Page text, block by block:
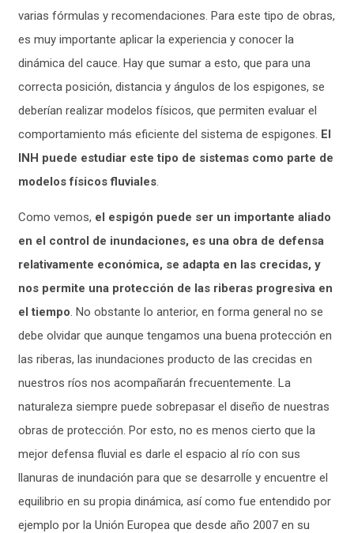
varias fórmulas y recomendaciones. Para este tipo de obras,
es muy importante aplicar la experiencia y conocer la
dinámica del cauce. Hay que sumar a esto, que para una
correcta posición, distancia y ángulos de los espigones, se
deberían realizar modelos físicos, que permiten evaluar el
comportamiento más eficiente del sistema de espigones. El
INH puede estudiar este tipo de sistemas como parte de
modelos físicos fluviales.
Como vemos, el espigón puede ser un importante aliado
en el control de inundaciones, es una obra de defensa
relativamente económica, se adapta en las crecidas, y
nos permite una protección de las riberas progresiva en
el tiempo . No obstante lo anterior, en forma general no se
debe olvidar que aunque tengamos una buena protección en
las riberas, las inundaciones producto de las crecidas en
nuestros ríos nos acompañarán frecuentemente. La
naturaleza siempre puede sobrepasar el diseño de nuestras
obras de protección. Por esto, no es menos cierto que la
mejor defensa fluvial es darle el espacio al río con sus
llanuras de inundación para que se desarrolle y encuentre el
equilibrio en su propia dinámica, así como fue entendido por
ejemplo por la Unión Europea que desde año 2007 en su